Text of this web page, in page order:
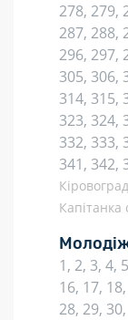
278, 279,
287, 288,
296, 297,
305, 306,
314, 315,
323, 324,
332, 333,
341, 342,
Капітанка
1, 2, 3, 4,
16, 17,
28, 29,